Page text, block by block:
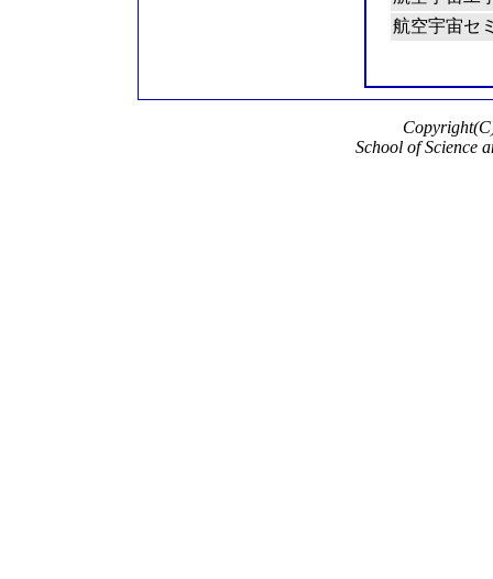
航空宇宙セ
School of Science